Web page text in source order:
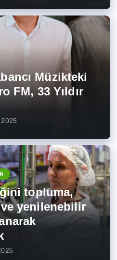
Müzikteki
FM, 33 Yıldır
topluma,
ve yenilenebilir